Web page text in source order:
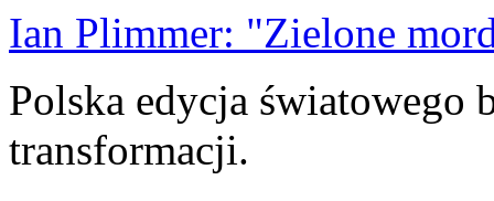
Ian Plimmer: "Zielone
Polska edycja światowego
transformacji.